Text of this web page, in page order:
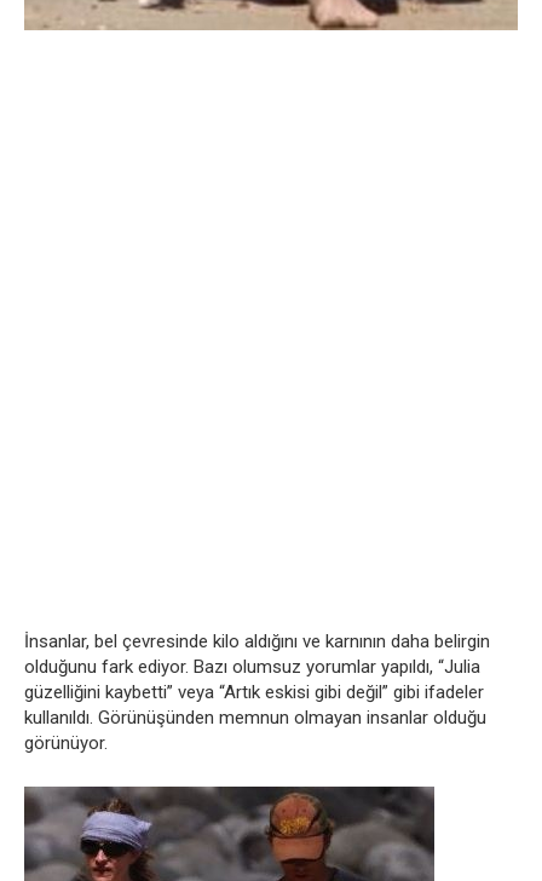
İnsanlar, bel çevresinde kilo aldığını ve karnının daha belirgin
olduğunu fark ediyor. Bazı olumsuz yorumlar yapıldı, “Julia
güzelliğini kaybetti” veya “Artık eskisi gibi değil” gibi ifadeler
kullanıldı. Görünüşünden memnun olmayan insanlar olduğu
görünüyor.